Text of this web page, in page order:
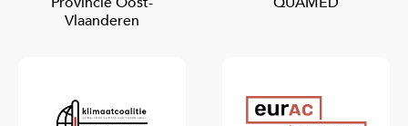
Vlaanderen